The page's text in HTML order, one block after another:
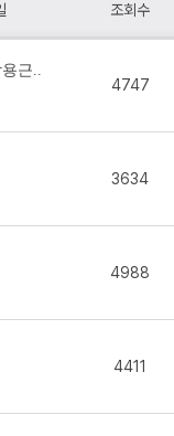
조회수
근..
4747
3634
4988
4411